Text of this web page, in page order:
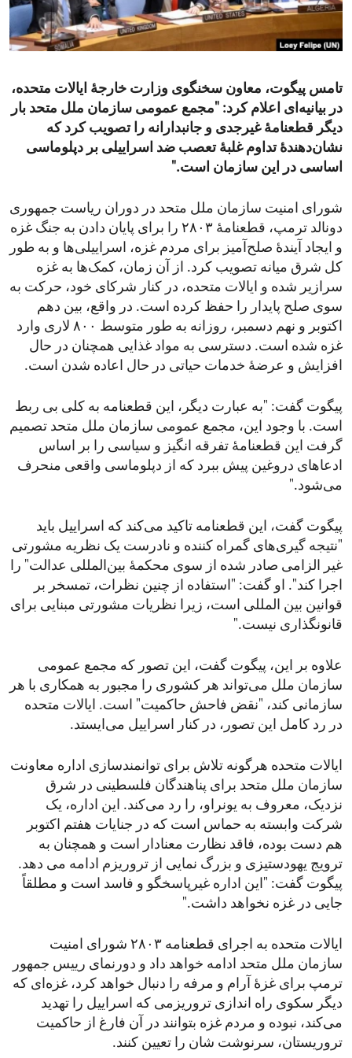
ENVIRONMENT AND HEALTH
IDEALS AND INSTITUTIONS
تامس پیگوت، معاون سخنگوی وزارت خارجۀ ایالات متحده،
در بیانیه‌ای اعلام کرد: "مجمع عمومی سازمان ملل متحد بار
دیگر قطعنامۀ غیرجدی و جانبدارانه را تصویب کرد که
نشان‌دهندۀ تداوم غلبۀ تعصب ضد اسراییلی بر دپلوماسی
اساسی در این سازمان است."
شورای امنیت سازمان ملل متحد در دوران ریاست جمهوری
دونالد ترمپ، قطعنامۀ ۲۸۰۳ را برای پایان دادن به جنگ غزه
و ایجاد آیندۀ صلح‌آمیز برای مردم غزه، اسراییلی‌ها و به طور
کل شرق میانه تصویب کرد. از آن زمان، کمک‌ها به غزه
سرازیر شده و ایالات متحده، در کنار شرکای خود، حرکت به
سوی صلح پایدار را حفظ کرده است. در واقع، بین دهم
اکتوبر و نهم دسمبر، روزانه به طور متوسط ۸۰۰ لاری وارد
غزه شده است. دسترسی به مواد غذایی همچنان در حال
افزایش و عرضۀ خدمات حیاتی در حال اعاده شدن است.
پیگوت گفت: "به عبارت دیگر، این قطعنامه به کلی بی ربط
است. با وجود این، مجمع عمومی سازمان ملل متحد تصمیم
گرفت این قطعنامۀ تفرقه انگیز و سیاسی را بر اساس
ادعاهای دروغین پیش ببرد که از دپلوماسی واقعی منحرف
می‌شود."
پیگوت گفت، این قطعنامه تاکید می‌کند که اسراییل باید
"نتیجه گیری‌های گمراه کننده و نادرست یک نظریه مشورتی
غیر الزامی صادر شده از سوی محکمۀ بین‌المللی عدالت" را
اجرا کند". او گفت: "استفاده از چنین نظرات، تمسخر بر
قوانین بین المللی است، زیرا نظریات مشورتی مبنایی برای
قانونگذاری نیست."
علاوه بر این، پیگوت گفت، این تصور که مجمع عمومی
سازمان ملل می‌تواند هر کشوری را مجبور به همکاری با هر
سازمانی کند، "نقض فاحش حاکمیت" است. ایالات متحده
در رد کامل این تصور، در کنار اسراییل می‌ایستد.
ایالات متحده هرگونه تلاش برای توانمندسازی اداره معاونت
سازمان ملل متحد برای پناهندگان فلسطینی در شرق
نزدیک، معروف به یونراو، را رد می‌کند. این اداره، یک
شرکت وابسته به حماس است که در جنایات هفتم اکتوبر
هم دست بوده، فاقد نظارت معنادار است و همچنان به
ترویج یهودستیزی و بزرگ نمایی از تروریزم ادامه می دهد.
پیگوت گفت: "این اداره غیرپاسخگو و فاسد است و مطلقاً
جایی در غزه نخواهد داشت."
ایالات متحده به اجرای قطعنامه ۲۸۰۳ شورای امنیت
سازمان ملل متحد ادامه خواهد داد و دورنمای رییس جمهور
ترمپ برای غزۀ آرام و مرفه را دنبال خواهد کرد، غزه‌ای که
دیگر سکوی راه اندازی تروریزمی که اسراییل را تهدید
می‌کند، نبوده و مردم غزه بتوانند در آن فارغ از حاکمیت
تروریستان، سرنوشت شان را تعیین کنند.